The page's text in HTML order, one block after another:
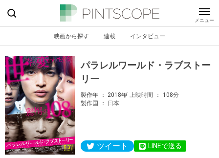
映画から探す 連載 インタビュー
パラレルワールド・ラブストー
リー
製作年 2018年 上映時間
108分
製作国
日本
ツイート LINEで送る